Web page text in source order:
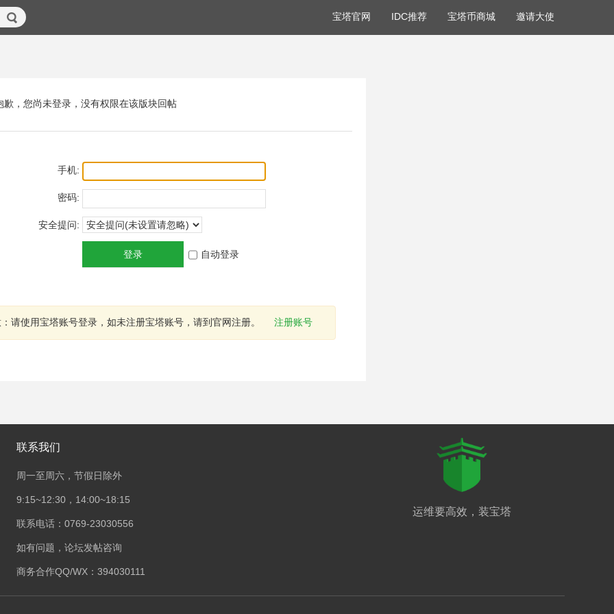
宝塔官网 IDC推荐 宝塔币商城 邀请大使
歉，您尚未登录，没有权限在该版块回帖
手机:
密码:
安全提问:
登录 自动登录
请使用宝塔账号登录，如未注册宝塔账号，请到官网注册。 注册账号
联系我们
周一至周六，节假日除外
9:15~12:30，14:00~18:15
联系电话：0769-23030556
如有问题，论坛发帖咨询
商务合作QQ/WX：394030111
运维要高效，装宝塔